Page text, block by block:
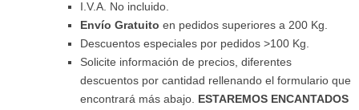
I.V.A. No incluido.
Envío Gratuito en pedidos superiores a 200 Kg.
Descuentos especiales por pedidos >100 Kg.
Solicite información de precios, diferentes
descuentos por cantidad rellenando el formulario que
encontrará más abajo. ESTAREMOS ENCANTADOS